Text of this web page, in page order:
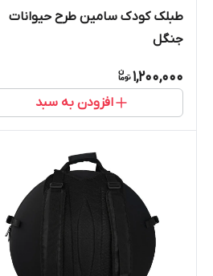
طبلک کودک سامین طرح حیوانات
جنگل
1,200,000
افزودن به سبد